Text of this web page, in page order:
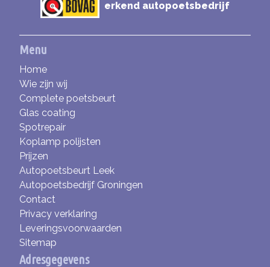
erkend autopoetsbedrijf
Menu
Home
Wie zijn wij
Complete poetsbeurt
Glas coating
Spotrepair
Koplamp polijsten
Prijzen
Autopoetsbeurt Leek
Autopoetsbedrijf Groningen
Contact
Privacy verklaring
Leveringsvoorwaarden
Sitemap
Adresgegevens